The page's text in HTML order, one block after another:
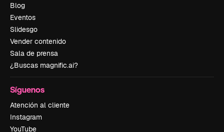
Blog
Eventos
Slidesgo
Vender contenido
Sala de prensa
¿Buscas magnific.ai?
Síguenos
Atención al cliente
Instagram
YouTube